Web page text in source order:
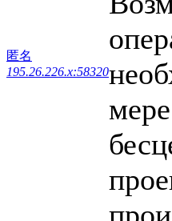
匿名
195.26.226.x:58320